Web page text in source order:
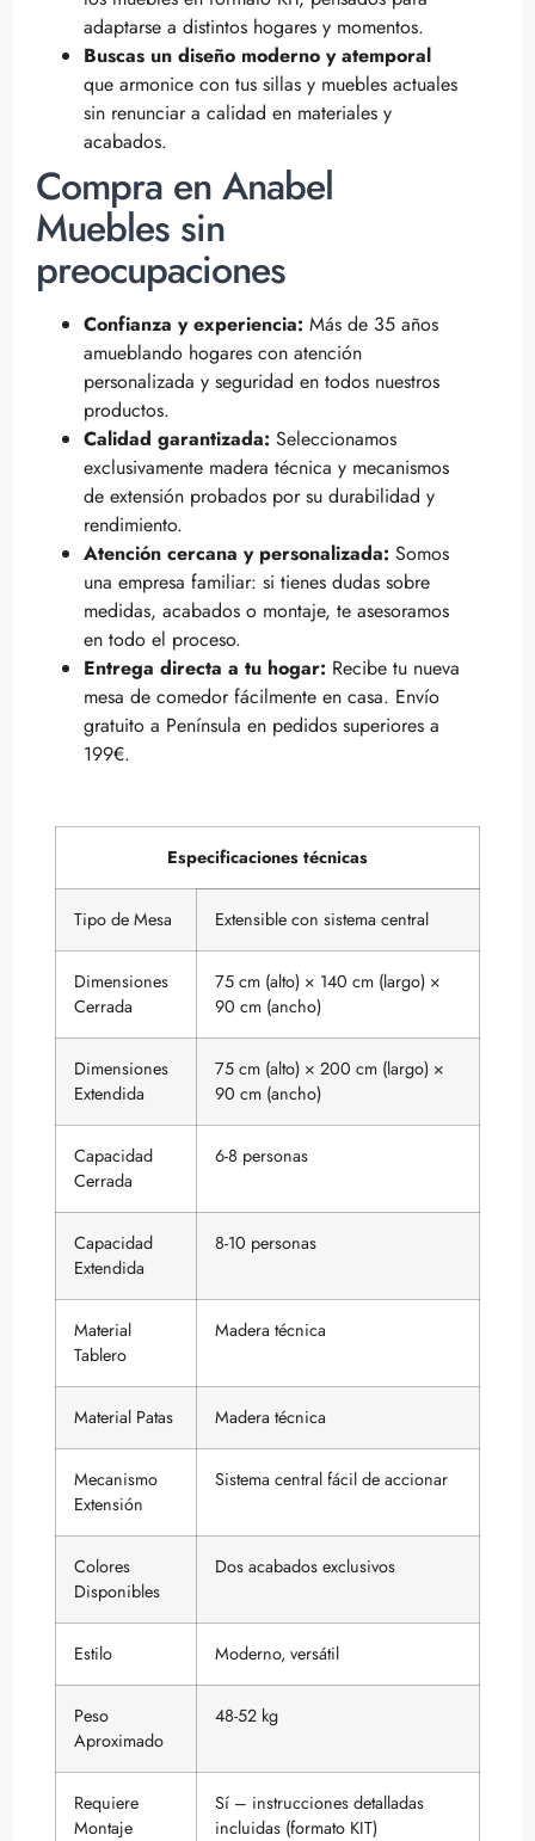
adaptarse a distintos hogares y momentos.
Buscas un diseño moderno y atemporal
que armonice con tus sillas y muebles actuales
sin renunciar a calidad en materiales y
acabados.
Compra en Anabel
Muebles sin
preocupaciones
Confianza y experiencia: Más de 35 años
amueblando hogares con atención
personalizada y seguridad en todos nuestros
productos.
Calidad garantizada: Seleccionamos
exclusivamente madera técnica y mecanismos
de extensión probados por su durabilidad y
rendimiento.
Atención cercana y personalizada: Somos
una empresa familiar: si tienes dudas sobre
medidas, acabados o montaje, te asesoramos
en todo el proceso.
Entrega directa a tu hogar: Recibe tu nueva
mesa de comedor fácilmente en casa. Envío
gratuito a Península en pedidos superiores a
199€.
Especificaciones técnicas
Tipo de Mesa Extensible con sistema central
Dimensiones
Cerrada
75 cm (alto) × 140 cm (largo) ×
90 cm (ancho)
Dimensiones
Extendida
75 cm (alto) × 200 cm (largo) ×
90 cm (ancho)
Capacidad
Cerrada
6-8 personas
Capacidad
Extendida
8-10 personas
Material
Tablero
Madera técnica
Material Patas Madera técnica
Mecanismo
Extensión
Sistema central fácil de accionar
Colores
Disponibles
Dos acabados exclusivos
Estilo Moderno, versátil
Peso
Aproximado
48-52 kg
Requiere
Montaje
Sí – instrucciones detalladas
incluidas (formato KIT)